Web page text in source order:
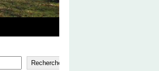
Rechercher